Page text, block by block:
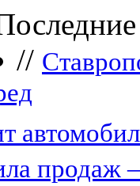
//
продаж